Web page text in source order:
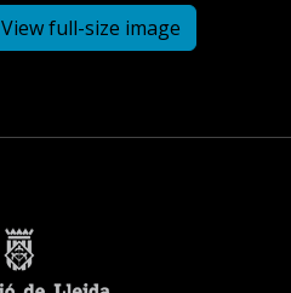
View full-size image